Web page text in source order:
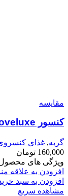
مقایسه
کنسور Noveluxe گربه 800 گرمی کد 550
گربه, غذای
160,000 تومان
ویژگی های
افزودن به علاقه
افزودن به سبد
مشاهده سریع